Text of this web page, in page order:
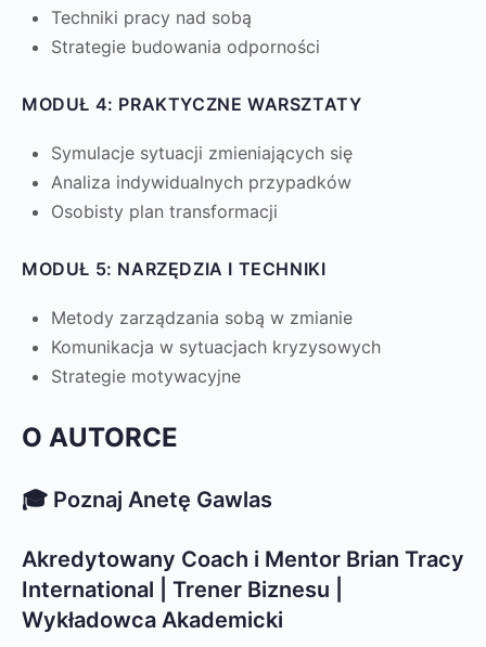
Techniki pracy nad sobą
Strategie budowania odporności
MODUŁ 4: PRAKTYCZNE WARSZTATY
Symulacje sytuacji zmieniających się
Analiza indywidualnych przypadków
Osobisty plan transformacji
MODUŁ 5: NARZĘDZIA I TECHNIKI
Metody zarządzania sobą w zmianie
Komunikacja w sytuacjach kryzysowych
Strategie motywacyjne
O AUTORCE
🎓 Poznaj Anetę Gawlas
Akredytowany Coach i Mentor Brian Tracy
International | Trener Biznesu |
Wykładowca Akademicki